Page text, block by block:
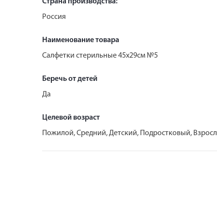
Россия
Наименование товара
Салфетки стерильные 45х29см №5
Беречь от детей
Да
Целевой возраст
Пожилой, Средний, Детский, Подростковый,